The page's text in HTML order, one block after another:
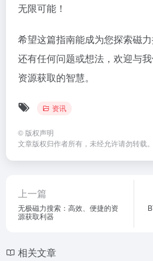
无限可能！
希望这篇指南能成为您探索磁
还有任何问题或想法，欢迎与
资源获取的智慧。
资讯
© 版权声明
文章版权归作者所有，未经允许请勿转载。
上一篇
无极磁力搜索：高效、便捷的资
源获取利器
相关文章